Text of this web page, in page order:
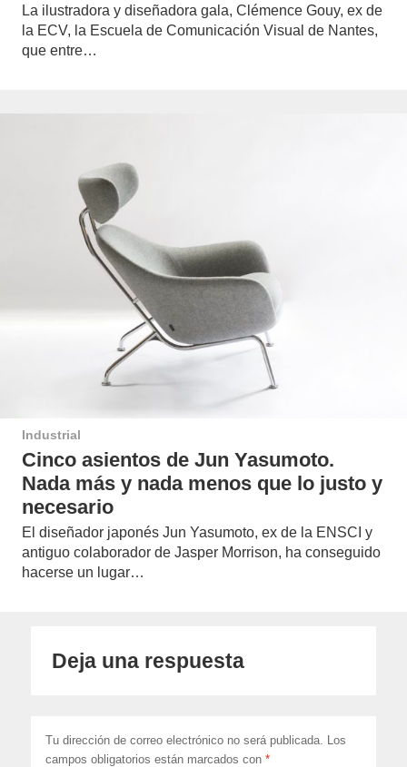
La ilustradora y diseñadora gala, Clémence Gouy, ex de
la ECV, la Escuela de Comunicación Visual de Nantes,
que entre…
Industrial
Cinco asientos de Jun Yasumoto.
Nada más y nada menos que lo justo y
necesario
El diseñador japonés Jun Yasumoto, ex de la ENSCI y
antiguo colaborador de Jasper Morrison, ha conseguido
hacerse un lugar…
Deja una respuesta
Tu dirección de correo electrónico no será publicada.
Los
campos obligatorios están marcados con*